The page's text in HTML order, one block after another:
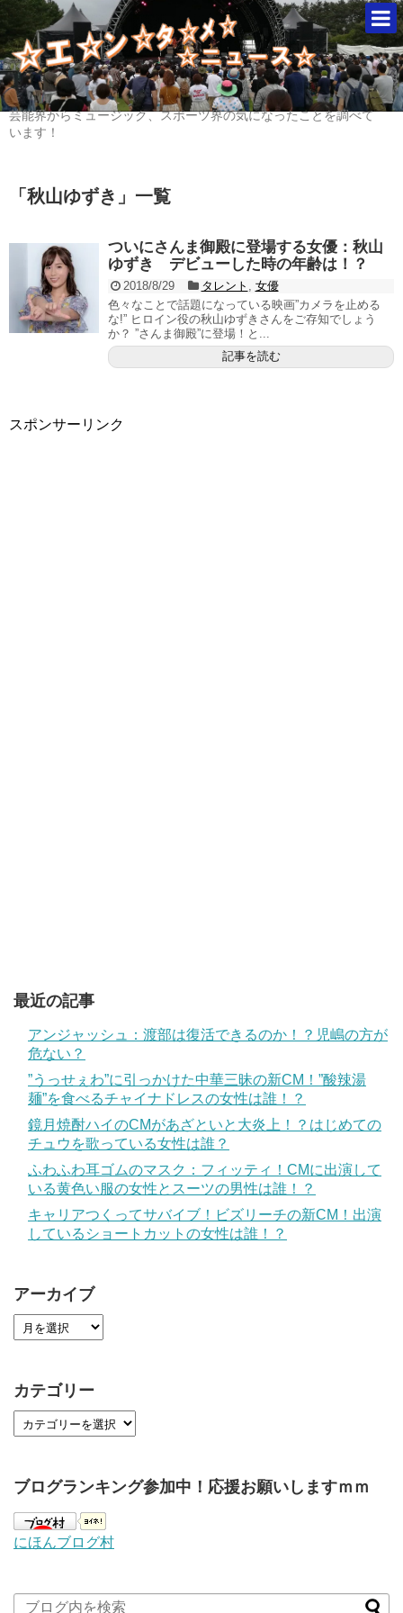
芸能界からミュージック、スポーツ界の気になったことを調べて
います！
「 秋山ゆずき 」 一覧
ついにさんま御殿に登場する女優：秋山
ゆずき デビューした時の年齢は！？
2018/8/29 タレント
女優
色々なことで話題になっている映画”カメラを止める
な!” ヒロイン役の秋山ゆずきさんをご存知でしょう
か？ ”さんま御殿”に登場！と...
記事を読む
スポンサーリンク
最近の記事
アンジャッシュ：渡部は復活できるのか！？児嶋の方が
危ない？
”うっせぇわ”に引っかけた中華三昧の新CM！”酸辣湯
麺”を食べるチャイナドレスの女性は誰！？
鏡月焼酎ハイのCMがあざといと大炎上！？はじめての
チュウを歌っている女性は誰？
ふわふわ耳ゴムのマスク：フィッティ！CMに出演して
いる黄色い服の女性とスーツの男性は誰！？
キャリアつくってサバイブ！ビズリーチの新CM！出演
しているショートカットの女性は誰！？
アーカイブ
カテゴリー
ブログランキング参加中！応援お願いしますｍｍ
にほんブログ村